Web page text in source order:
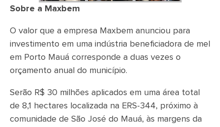
Sobre a Maxbem
O valor que a empresa Maxbem anunciou para
investimento em uma indústria beneficiadora de mel
em Porto Mauá corresponde a duas vezes o
orçamento anual do município.
Serão R$ 30 milhões aplicados em uma área total
de 8,1 hectares localizada na ERS-344, próximo à
comunidade de São José do Mauá, às margens da